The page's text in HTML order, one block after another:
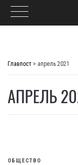
Главпост > апрель 2021
АПРЕЛЬ
ОБЩЕСТВО